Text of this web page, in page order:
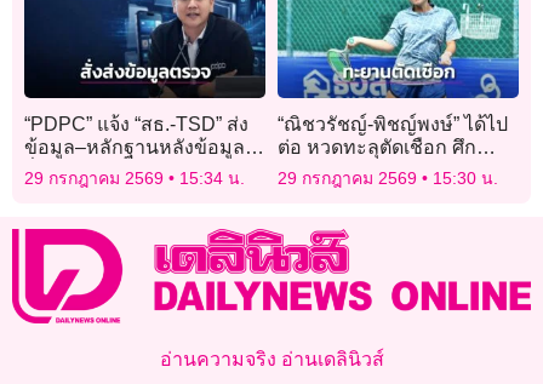
“PDPC” แจ้ง “สธ.-TSD” ส่ง
ข้อมูล–หลักฐานหลังข้อมูล
รั่ว
29 กรกฎาคม 2569 15:34 น.
“ณิชวรัชญ์-พิชญ์พงษ์” ได้ไป
ต่อ หวดทะลุตัดเชือก ศึก
เทนนิส “เอเชียน โฟร์ทีน”
29 กรกฎาคม 2569 15:30 น.
อ่านความจริง อ่านเดลินิวส์